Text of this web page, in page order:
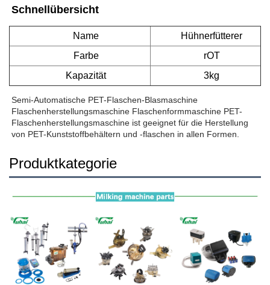
Schnellübersicht
Name
Hühnerfütterer
Farbe
rOT
Kapazität
3kg
Semi-Automatische PET-Flaschen-Blasmaschine
Flaschenherstellungsmaschine Flaschenformmaschine PET-
Flaschenherstellungsmaschine ist geeignet für die Herstellung
von PET-Kunststoffbehältern und -flaschen in allen Formen.
Produktkategorie